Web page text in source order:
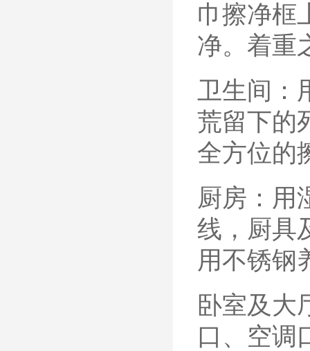
巾擦净框
净。着重
卫生间：
荒留下的
全方位的
厨房：用
线，厨具
用不锈钢
卧室及大
口、空调